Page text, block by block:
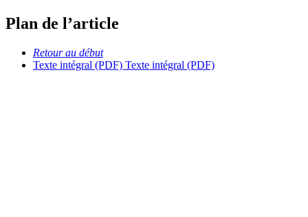
Plan de l’article
Retour au début
Texte intégral (PDF) Texte intégral (PDF)